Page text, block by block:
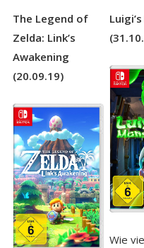
The Legend of
Zelda: Link’s
Awakening
(20.09.19)
Wie